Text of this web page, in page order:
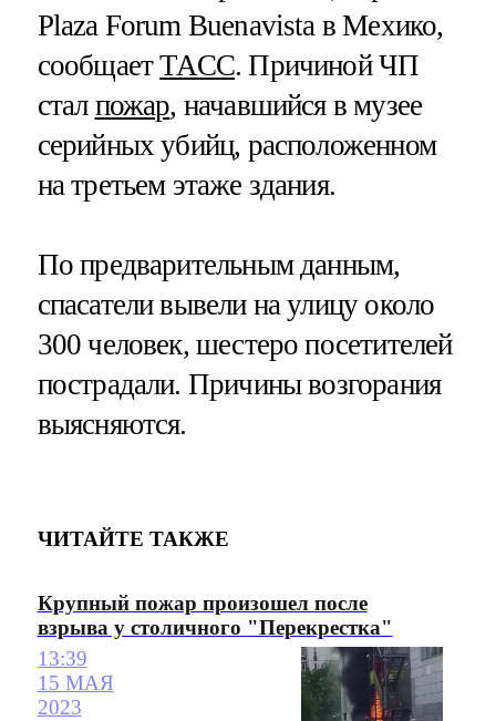
Plaza Forum Buenavista в Мехико,
сообщаетТАСС. Причиной ЧП
стал пожар, начавшийся в музее
серийных убийц, расположенном
на третьем этаже здания.
По предварительным данным,
спасатели вывели на улицу около
300 человек, шестеро посетителей
пострадали. Причины возгорания
выясняются.
ЧИТАЙТЕ ТАКЖЕ
Крупный пожар произошел после
взрыва у столичного "Перекрестка"
13:39
15 МАЯ
2023